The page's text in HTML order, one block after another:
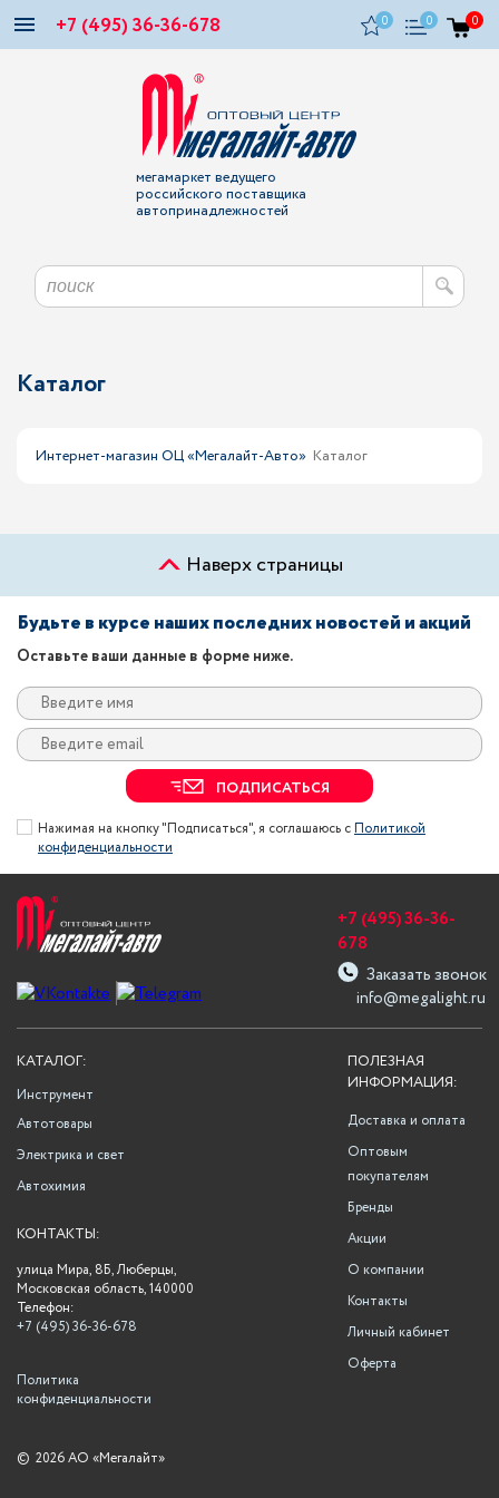
+7 (495) 36-36-678 0 0 0
мегамаркет ведущего
российского поставщика
автопринадлежностей
Каталог
Интернет-магазин ОЦ «Мегалайт-Авто» Каталог
Наверх страницы
Будьте в курсе наших последних новостей и акций
Оставьте ваши данные в форме ниже.
ПОДПИСАТЬСЯ
Нажимая на кнопку "Подписаться", я соглашаюсь сПолитикой
конфиденциальности
info@megalight.ru
+7 (495) 36-36-
678
Заказать звонок
ПОЛЕЗНАЯ
ИНФОРМАЦИЯ:
Доставка и оплата
Оптовым
покупателям
Бренды
Акции
О компании
Контакты
Личный кабинет
Оферта
КАТАЛОГ:
Инструмент
Автотовары
Электрика и свет
Автохимия
КОНТАКТЫ:
улица Мира, 8Б, Люберцы,
Московская область, 140000
Телефон:
+7 (495) 36-36-678
Политика
конфиденциальности
© 2026 АО «Мегалайт»